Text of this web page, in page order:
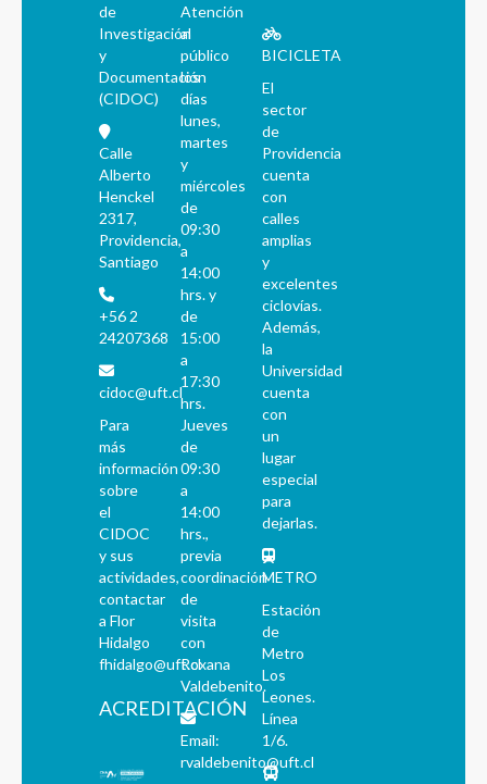
de
Investigación
y
Documentación
(CIDOC)
Calle
Alberto
Henckel
2317,
Providencia,
Santiago
+56 2
24207368
cidoc@uft.cl
Para
más
información
sobre
el
CIDOC
y sus
actividades,
contactar
a Flor
Hidalgo
fhidalgo@uft.cl
ACREDITACIÓN
Atención
al
público
los
días
lunes,
martes
y
miércoles
de
09:30
a
14:00
hrs. y
de
15:00
a
17:30
hrs.
Jueves
de
09:30
a
14:00
hrs.,
previa
coordinación
de
visita
con
Roxana
Valdebenito.
Email:
rvaldebenito@uft.cl
BICICLETA
El
sector
de
Providencia
cuenta
con
calles
amplias
y
excelentes
ciclovías.
Además,
la
Universidad
cuenta
con
un
lugar
especial
para
dejarlas.
METRO
Estación
de
Metro
Los
Leones.
Línea
1/6.